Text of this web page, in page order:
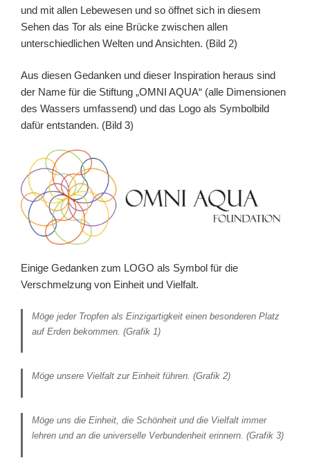
und mit allen Lebewesen und so öffnet sich in diesem
Sehen das Tor als eine Brücke zwischen allen
unterschiedlichen Welten und Ansichten. (Bild 2)
Aus diesen Gedanken und dieser Inspiration heraus sind
der Name für die Stiftung „OMNI AQUA“ (alle Dimensionen
des Wassers umfassend) und das Logo als Symbolbild
dafür entstanden. (Bild 3)
Einige Gedanken zum LOGO als Symbol für die
Verschmelzung von Einheit und Vielfalt.
Möge jeder Tropfen als Einzigartigkeit einen besonderen Platz
auf Erden bekommen. (Grafik 1)
Möge unsere Vielfalt zur Einheit führen. (Grafik 2)
Möge uns die Einheit, die Schönheit und die Vielfalt immer
lehren und an die universelle Verbundenheit erinnern. (Grafik 3)